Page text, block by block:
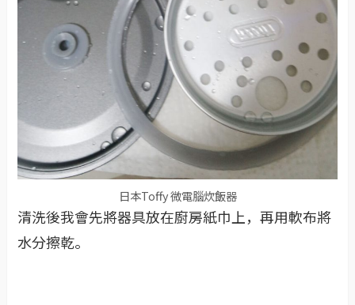
日本Toffy 微電腦炊飯器
清洗後我會先將器具放在廚房紙巾上，再用軟布將
水分擦乾。